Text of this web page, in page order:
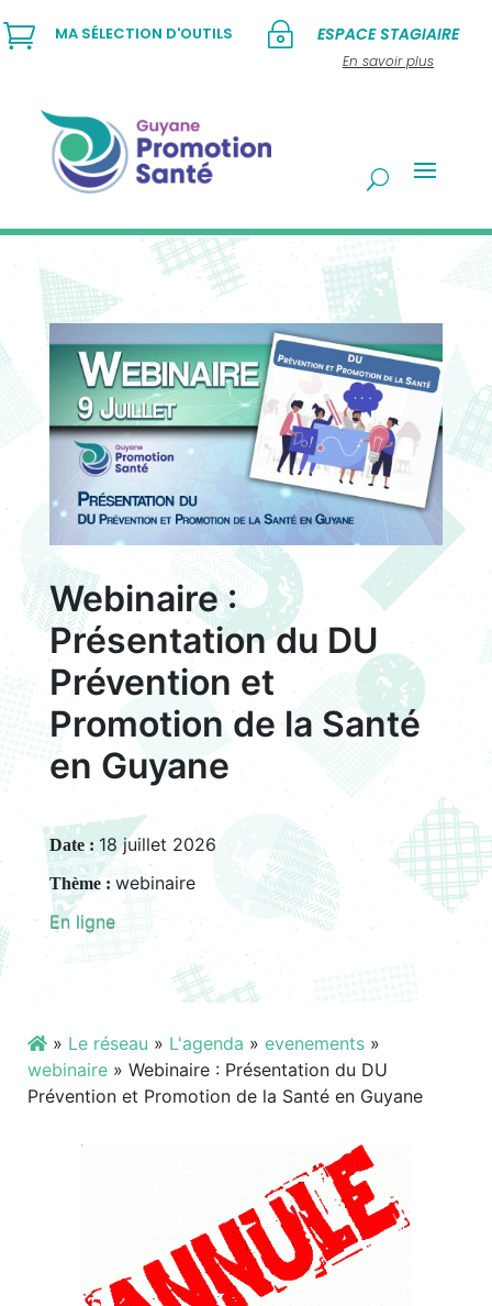
~ ESPACE STAGIAIRE
En savoir plus
 MA SÉLECTION D'OUTILS
Webinaire :
Présentation du DU
Prévention et
Promotion de la Santé
en Guyane
Date :18 juillet 2026
Thème : webinaire
En ligne
» Le réseau » L'agenda » evenements »
webinaire » Webinaire : Présentation du DU
Prévention et Promotion de la Santé en Guyane